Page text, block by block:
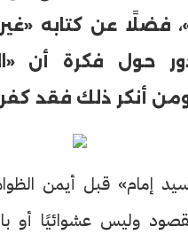
فضلًا عن كتابه
حول فكرة أن
ومن أنكر ذلك فقد
إمام» قبل أيمن
وليس عشوائيًا أو